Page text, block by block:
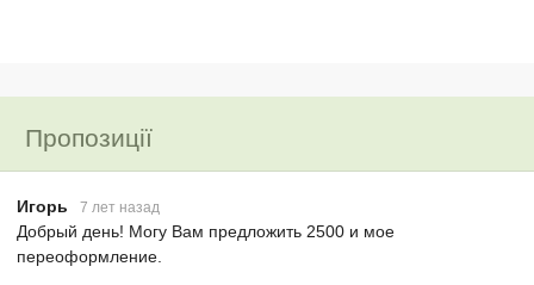
Пропозиції
Игорь 7 лет назад
Добрый день! Могу Вам предложить 2500 и мое
переоформление.